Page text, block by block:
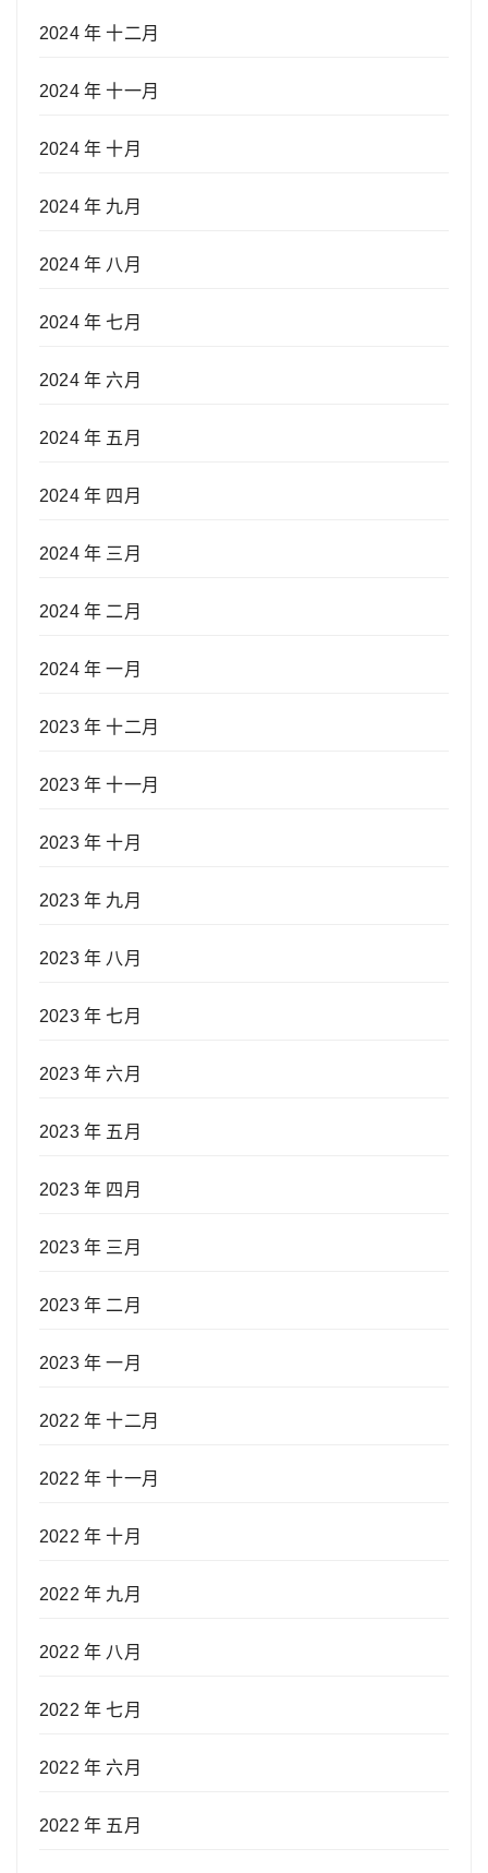
2024 年 十二月
2024 年 十一月
2024 年 十月
2024 年 九月
2024 年 八月
2024 年 七月
2024 年 六月
2024 年 五月
2024 年 四月
2024 年 三月
2024 年 二月
2024 年 一月
2023 年 十二月
2023 年 十一月
2023 年 十月
2023 年 九月
2023 年 八月
2023 年 七月
2023 年 六月
2023 年 五月
2023 年 四月
2023 年 三月
2023 年 二月
2023 年 一月
2022 年 十二月
2022 年 十一月
2022 年 十月
2022 年 九月
2022 年 八月
2022 年 七月
2022 年 六月
2022 年 五月